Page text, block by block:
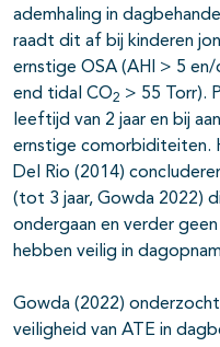
ademhaling in
raadt dit af bij kinderen
ernstige OSA (AHI > 5
end tidal CO2 > 55 Torr).
leeftijd van 2 jaar en bij
ernstige comorbiditeiten.
Del Rio (2014)
(tot 3 jaar, Gowda 2022)
ondergaan en verder
hebben veilig in
Gowda (2022)
veiligheid van ATE in